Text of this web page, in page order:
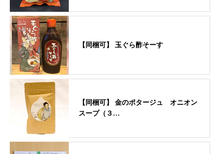
【同梱可】 玉ぐら酢そーす
【同梱可】 金のポタージュ オニオン
スープ（３…